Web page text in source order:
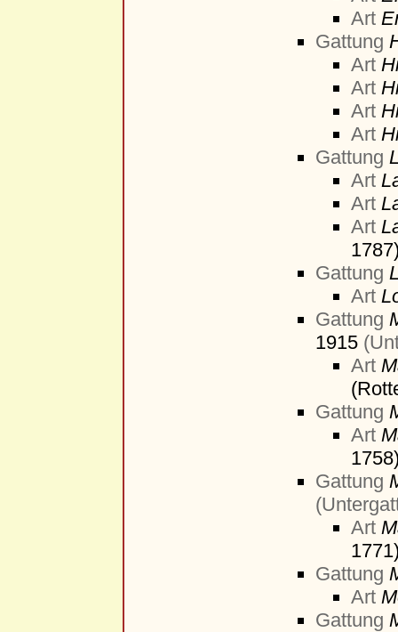
Art
Gattung
Art
Art
Art
Art
Gattung
Art
Art
Art
Gattung
Art
Gattung
1915
Art
Gattung
Art
Gattung
Art
Gattung
Art
Gattung